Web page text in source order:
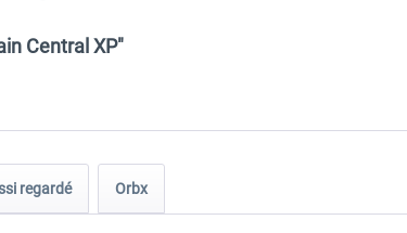
Central XP"
regardé Orbx